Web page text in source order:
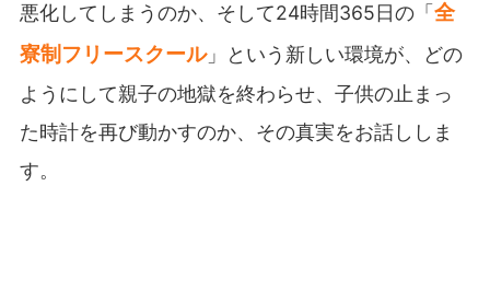
悪化してしまうのか、そして24時間365日の「 全
寮制フリースクール」という新しい環境が、どの
ようにして親子の地獄を終わらせ、子供の止まっ
た時計を再び動かすのか、その真実をお話ししま
す。